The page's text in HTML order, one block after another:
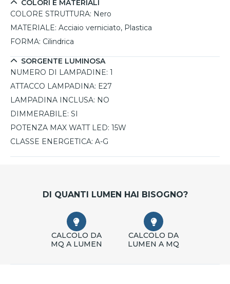
COLORI E MATERIALI
COLORE STRUTTURA: Nero
MATERIALE: Acciaio verniciato, Plastica
FORMA: Cilindrica
SORGENTE LUMINOSA
NUMERO DI LAMPADINE: 1
ATTACCO LAMPADINA: E27
LAMPADINA INCLUSA: NO
DIMMERABILE: SI
POTENZA MAX WATT LED: 15W
CLASSE ENERGETICA: A-G
DI QUANTI LUMEN HAI BISOGNO?
CALCOLO DA
MQ A LUMEN
CALCOLO DA
LUMEN A MQ